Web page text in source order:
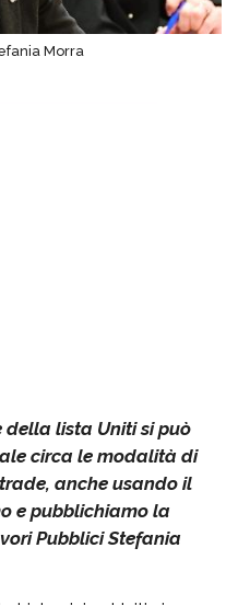
Morra
della lista Uniti si può
circa le modalità di
anche usando il
e pubblichiamo la
Pubblici Stefania